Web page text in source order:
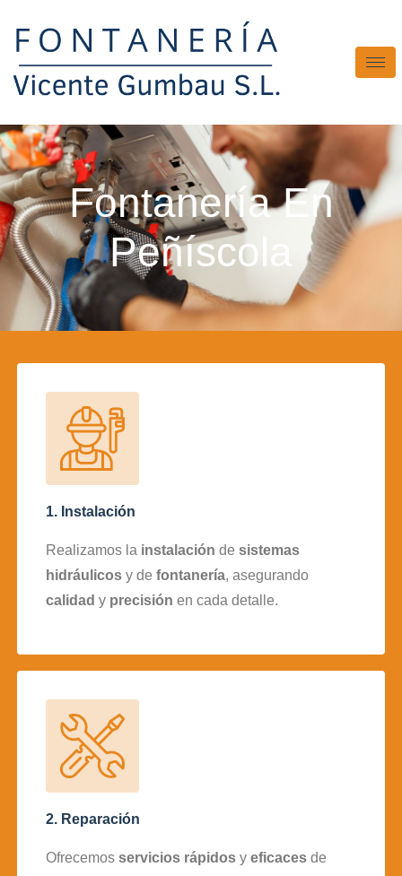
Fontanería En
Peñíscola
1. Instalación
Realizamos la instalación de sistemas
hidráulicosy de fontanería, asegurando
calidad y precisión en cada detalle.
2. Reparación
Ofrecemos servicios rápidosy eficacesde